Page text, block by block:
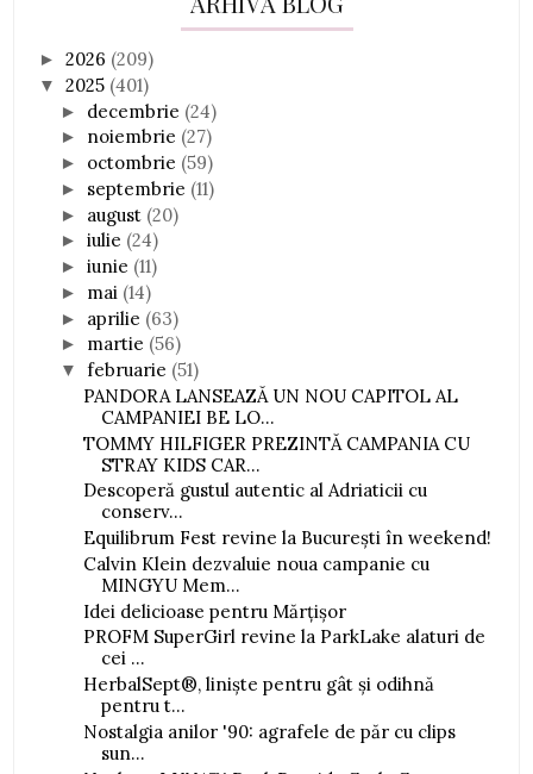
►2026 (209)
▼2025 (401)
► decembrie (24)
► noiembrie (27)
► octombrie (59)
► septembrie (11)
► august (20)
►iulie (24)
►iunie (11)
► mai (14)
► aprilie (63)
► martie (56)
▼februarie (51)
PANDORA LANSEAZĂ UN NOU CAPITOL AL
CAMPANIEI BE LO...
TOMMY HILFIGER PREZINTĂ CAMPANIA CU
STRAY KIDS CAR...
Descoperă gustul autentic al Adriaticii cu
conserv...
Equilibrum Fest revine la București în weekend!
Calvin Klein dezvaluie noua campanie cu
MINGYU Mem...
Idei delicioase pentru Mărțișor
PROFM SuperGirl revine la ParkLake alaturi de
cei ...
HerbalSept®, liniște pentru gât și odihnă
pentru t...
Nostalgia anilor '90: agrafele de păr cu clips
sun...